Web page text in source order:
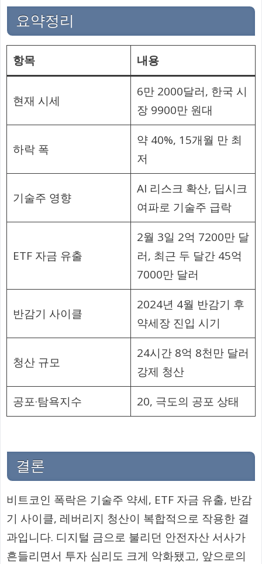
요약정리
항목 내용
현재 시세
6만 2000달러, 한국 시
장 9900만 원대
하락 폭
약 40%, 15개월 만 최
저
기술주 영향
AI 리스크 확산, 딥시크
여파로 기술주 급락
ETF 자금 유출
2월 3일 2억 7200만 달
러, 최근 두 달간 45억
7000만 달러
반감기 사이클
2024년 4월 반감기 후
약세장 진입 시기
청산 규모
24시간 8억 8천만 달러
강제 청산
공포·탐욕지수
20, 극도의 공포 상태
결론
비트코인 폭락은 기술주 약세, ETF 자금 유출, 반감
기 사이클, 레버리지 청산이 복합적으로 작용한 결
과입니다. 디지털 금으로 불리던 안전자산 서사가
흔들리면서 투자 심리도 크게 악화됐고, 앞으로의